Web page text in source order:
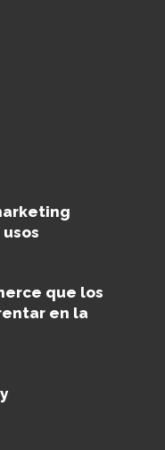
que los
en la